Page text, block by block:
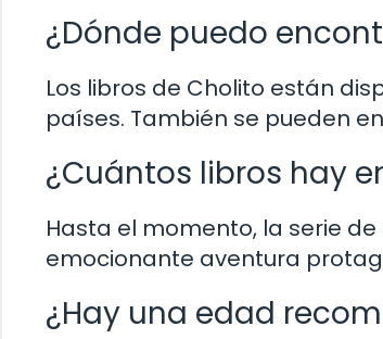
¿Dónde puedo
Los libros de Cholito están
países. También se pueden
¿Cuántos libros hay
Hasta el momento, la serie
emocionante aventura
¿Hay una edad